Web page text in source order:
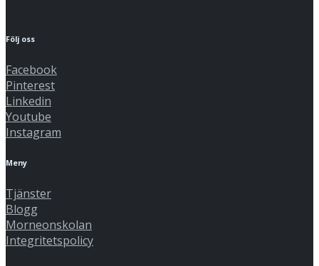
Följ oss
Facebook
Pinterest
Linkedin
Youtube
Instagram
Meny
Tjänster
Blogg
Morneonskolan
Integritetspolicy